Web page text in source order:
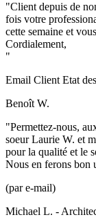
"Client depuis de
fois votre
cette semaine et
Cordialement,
"
Email Client Etat
Benoît W.
"Permettez-nous,
soeur Laurie W. et
pour la qualité et le
Nous en ferons bon
(par e-mail)
Michael L. -